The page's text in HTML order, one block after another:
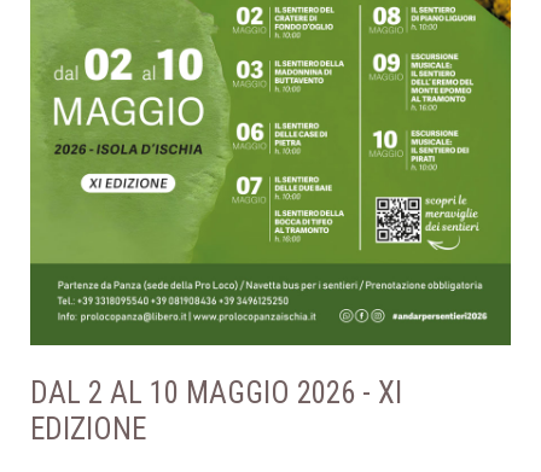
DAL 2 AL 10 MAGGIO 2026 - XI
EDIZIONE